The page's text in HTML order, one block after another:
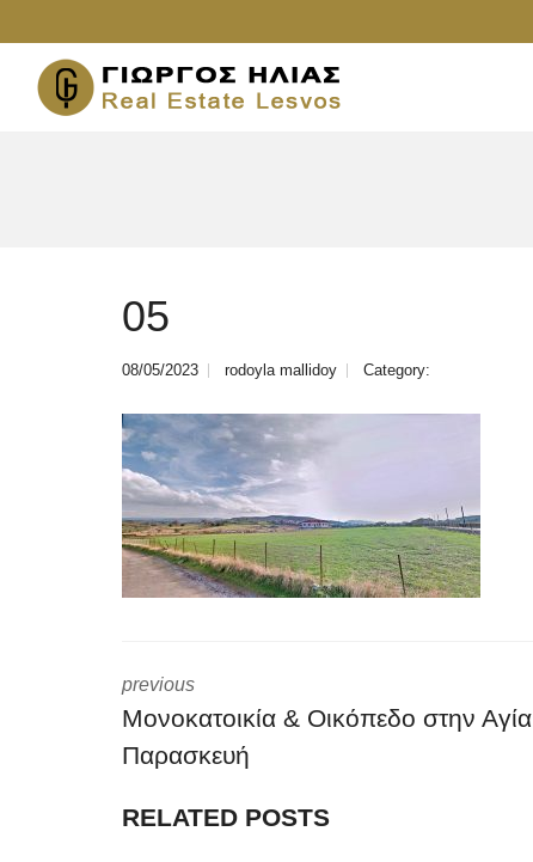
05
08/05/2023 rodoyla mallidoy Category:
previous
Μονοκατοικία & Οικόπεδο στην Αγία
Παρασκευή
RELATED POSTS